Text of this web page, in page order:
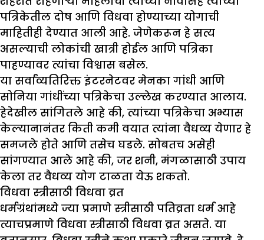
पत्रिकेतील दोष आणि विधवा होण्याच्या योगाची
माहितीही देण्यात आली आहे. जेणेकरून हे सत्य
असल्याची लोकांची खात्री होईल आणि पत्रिका
पाहण्यावर त्यांचा विश्वास बसेल.
या सर्वांव्यतिरिक्त इंटरनेटवर मेनका गांधी आणि
सोनिया गांधींच्या पत्रिकेचा उल्लेख करण्यात आलाय.
हेदेखील सांगितले आहे की, त्यांच्या पत्रिकेचा अभ्यास
केल्यानानंतर किती कमी वयात त्यांना वैधव्य येणार हे
समजले होते आणि तसेच घडले. सोबतच असेही
सांगण्यात आले आहे की, जर शनी, मंगळासाठी उपाय
केला तर वैधव्य योग टाळता येऊ शकतो.
विधवा स्त्रीसाठी विधवा व्रत
धर्मग्रंथांमध्ये ज्या प्रमाणे स्त्रीसाठी पतिव्रता धर्म आहे
त्याचप्रमाणे विधवा स्त्रीसाठी विधवा व्रत असते. या